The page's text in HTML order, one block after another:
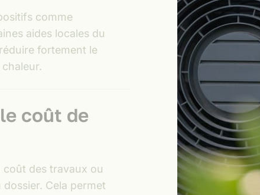
comme
aides locales du
fortement le
coût de
coût des travaux ou
Cela permet